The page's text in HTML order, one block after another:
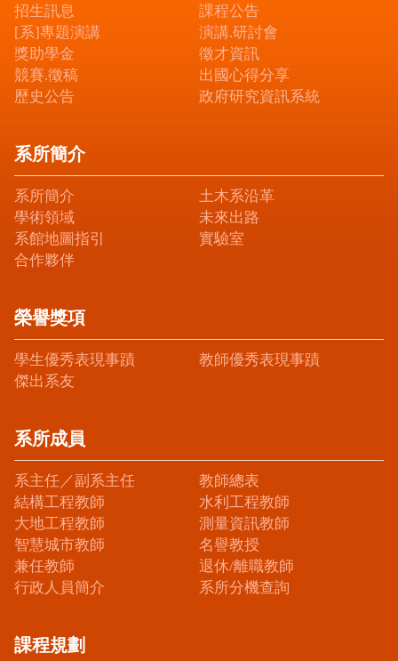
招生訊息
課程公告
[系]專題演講
演講.研討會
獎助學金
徵才資訊
競賽.徵稿
出國心得分享
歷史公告
政府研究資訊系統
系所簡介
系所簡介
土木系沿革
學術領域
未來出路
系館地圖指引
實驗室
合作夥伴
榮譽獎項
學生優秀表現事蹟
教師優秀表現事蹟
傑出系友
系所成員
系主任／副系主任
教師總表
結構工程教師
水利工程教師
大地工程教師
測量資訊教師
智慧城市教師
名譽教授
兼任教師
退休/離職教師
行政人員簡介
系所分機查詢
課程規劃